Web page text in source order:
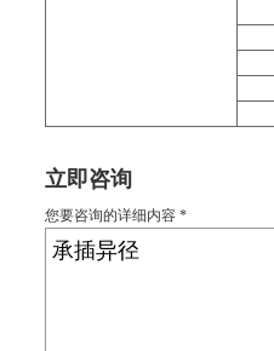
立即咨询
您要咨询的详细内容 *